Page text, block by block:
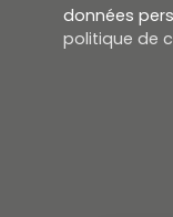
données
politique de